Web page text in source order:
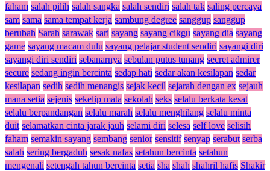
faham salah pilih salah sangka salah sendiri salah tak saling percaya
sam sama sama tempat kerja sambung degree sanggup sanggup
berubah Sarah sarawak sari sayang sayang cikgu sayang dia sayang
game sayang macam dulu sayang pelajar student sendiri sayangi diri
sayangi diri sendiri sebanarnya sebulan putus tunang secret admirer
secure sedang ingin bercinta sedap hati sedar akan kesilapan sedar
kesilapan sedih sedih menangis sejak kecil sejarah dengan ex sejauh
mana setia sejenis sekelip mata sekolah seks selalu berkata kesat
selalu berpandangan selalu marah selalu menghilang selalu minta
duit selamatkan cinta jarak jauh selami diri selesa self love selisih
faham semakin sayang sembang senior sensitif senyap serabut serba
salah sering bergaduh sesak nafas setahun bercinta setahun
mengenali setengah tahun bercinta setia sha shah shahril hafis Shakir